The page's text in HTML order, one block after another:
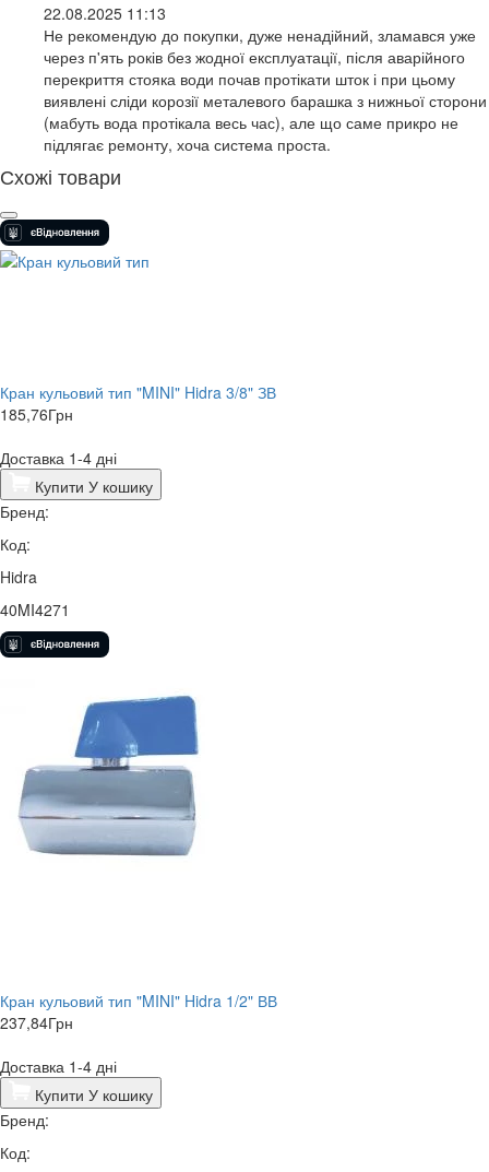
22.08.2025 11:13
Не рекомендую до покупки, дуже ненадійний, зламався уже
через п'ять років без жодної експлуатації, після аварійного
перекриття стояка води почав протікати шток і при цьому
виявлені сліди корозії металевого барашка з нижньої сторони
(мабуть вода протікала весь час), але що саме прикро не
підлягає ремонту, хоча система проста.
Схожі товари
Кран кульовий тип "MINI" Hidra 3/8" ЗВ
185,76Грн
Доставка 1-4 дні
Купити У кошику
Бренд:
Код:
Hidra
40MI4271
Кран кульовий тип "MINI" Hidra 1/2" ВВ
237,84Грн
Доставка 1-4 дні
Купити У кошику
Бренд:
Код: